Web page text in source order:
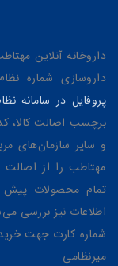
داروخانه آنلاین
داروسازی شماره نظام پزشکی: د-
پروفایل در سامانه
برچسب اصالت کالا،
و سایر سازمان‌های
مهتاطب را از اصالت
تمام محصولات پیش
اطلاعات نیز بررسی
میرنظامی